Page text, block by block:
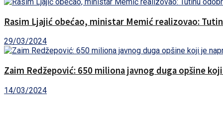
Rasim Ljajić obećao, ministar Memić realizovao:
29/03/2024
Zaim Redžepović: 650 miliona javnog duga opšine
14/03/2024